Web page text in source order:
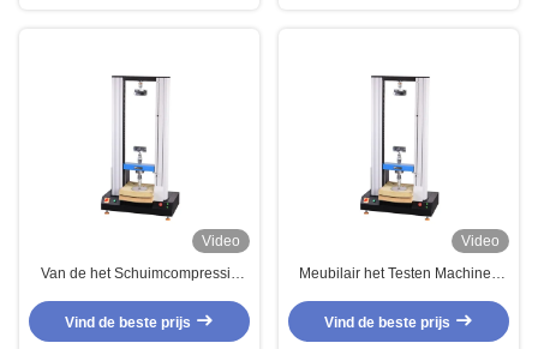
Video
Van de het Schuimcompressie
Machines Automatische van de
de Hardheids Testende Machine
Vind de beste prijs
Video
Meubilair het Testen Machines
Schuimhardheid het Testen
Machine
Vind de beste prijs